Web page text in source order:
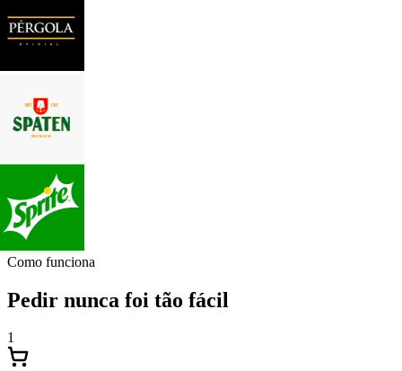
Como funciona
Pedir nunca foi tão fácil
1